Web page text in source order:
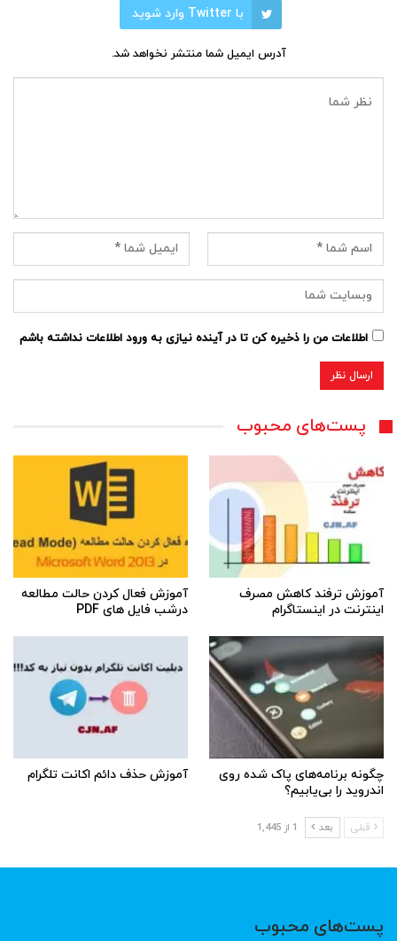
با Twitter وارد شوید
آدرس ایمیل شما منتشر نخواهد شد.
اطلاعات من را ذخیره کن تا در آینده نیازی به ورود اطلاعات نداشته باشم
پست‌های محبوب
آموزش ترفند کاهش مصرف
اینترنت در اینستاگرام
آموزش فعال کردن حالت مطالعه
درشب فایل های PDF
چگونه برنامه‌های پاک شده روی
اندروید را بی‌یابیم؟
آموزش حذف دائم اکانت تلگرام
قبلی بعد 1 از 1,445
پست‌های محبوب